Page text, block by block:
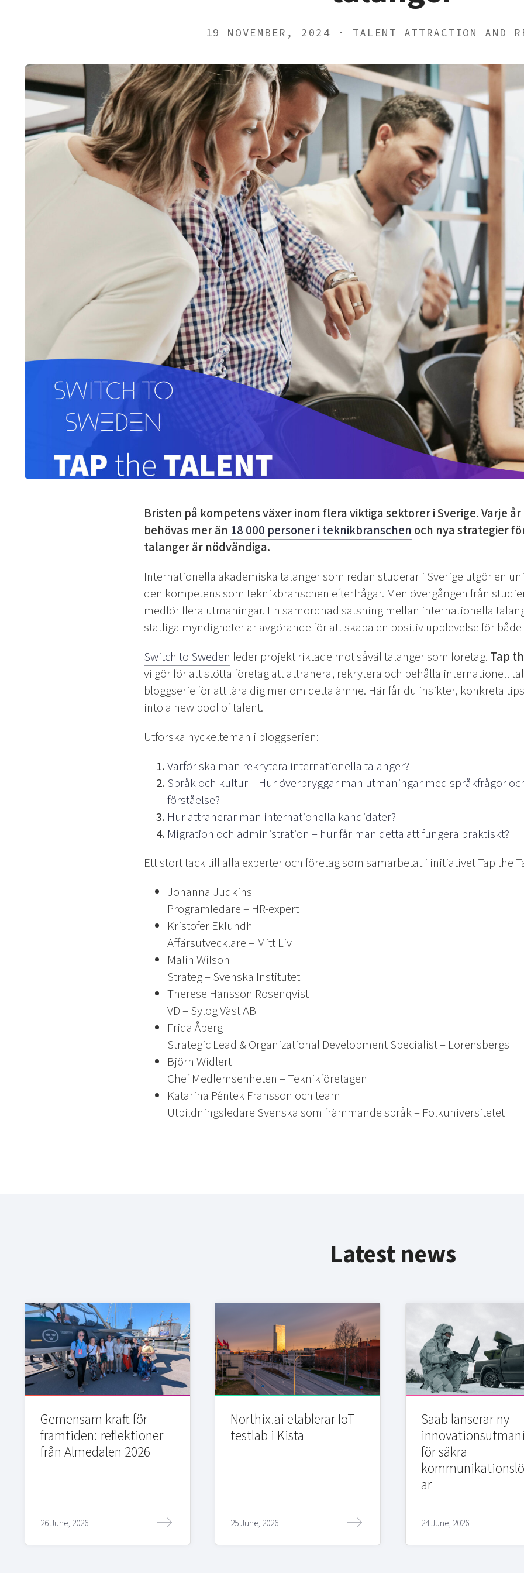
19 NOVEMBER, 2024 · TALENT ATTRACTION AND
Bristen på kompetens växer inom flera viktiga sektorer i Sverige. Varje
behövas mer än 18 000 personer i teknikbranschen och nya strategier
talanger är nödvändiga.
Internationella akademiska talanger som redan studerar i Sverige utgör en
den kompetens som teknikbranschen efterfrågar. Men övergången från
medför flera utmaningar. En samordnad satsning mellan internationella
statliga myndigheter är avgörande för att skapa en positiv upplevelse för
Switch to Sweden leder projekt riktade mot såväl talanger som företag. Tap
vi gör för att stötta företag att attrahera, rekrytera och behålla internationell
bloggserie för att lära dig mer om detta ämne. Här får du insikter, konkreta
into a new pool of talent.
Utforska nyckelteman i bloggserien:
Varför ska man rekrytera internationella talanger?
Språk och kultur – Hur överbryggar man utmaningar med språkfrågor
förståelse?
Hur attraherar man internationella kandidater?
Migration och administration – hur får man detta att fungera praktiskt?
Ett stort tack till alla experter och företag som samarbetat i initiativet Tap the
Johanna Judkins
Programledare – HR-expert
Kristofer Eklundh
Affärsutvecklare – Mitt Liv
Malin Wilson
Strateg – Svenska Institutet
Therese Hansson Rosenqvist
VD – Sylog Väst AB
Frida Åberg
Strategic Lead & Organizational Development Specialist – Lorensbergs
Björn Widlert
Chef Medlemsenheten – Teknikföretagen
Katarina Péntek Fransson och team
Utbildningsledare Svenska som främmande språk – Folkuniversitetet
Latest news
Gemensam kraft för
framtiden: reflektioner
från Almedalen 2026
26 June, 2026
Northix.ai etablerar IoT-
testlab i Kista
25 June, 2026
Saab lanserar ny
för säkra
ar
24 June, 2026